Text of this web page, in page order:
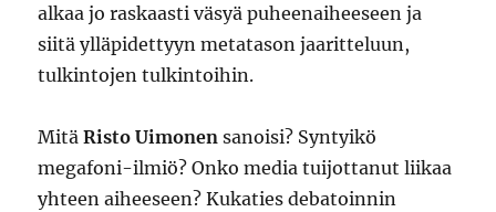
alkaa jo raskaasti väsyä puheenaiheeseen ja
siitä ylläpidettyyn metatason jaaritteluun,
tulkintojen tulkintoihin.
MitäRisto Uimonen sanoisi? Syntyikö
megafoni-ilmiö? Onko media tuijottanut liikaa
yhteen aiheeseen? Kukaties debatoinnin